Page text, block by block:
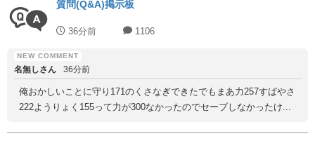
質問(Q&A)掲示板
36分前 1106
名無しさん 36分前
俺おかしいことに守り171のくさなぎできたでもまあ力257すばやさ
222ようりょく155って力が300なかったのでセーブしなかったけ...